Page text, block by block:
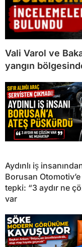
Vali Varol ve
yangın
Aydınlı iş
Borusan
tepki: “3 aydır ne
var